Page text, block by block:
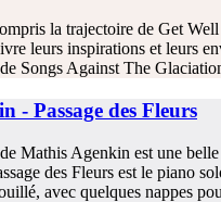
la trajectoire de Get
leurs inspirations et leurs
Songs Against The
- Passage des Fleurs
Mathis Agenkin est une belle
des Fleurs est le piano
avec quelques nappes